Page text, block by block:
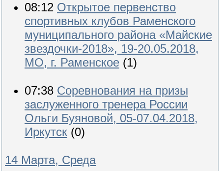
08:12 Открытое первенство
спортивных клубов Раменского
муниципального района «Майские
звездочки-2018», 19-20.05.2018,
МО, г. Раменское (1)
07:38 Соревнования на призы
заслуженного тренера России
Ольги Буяновой, 05-07.04.2018,
Иркутск (0)
14 Марта, Среда